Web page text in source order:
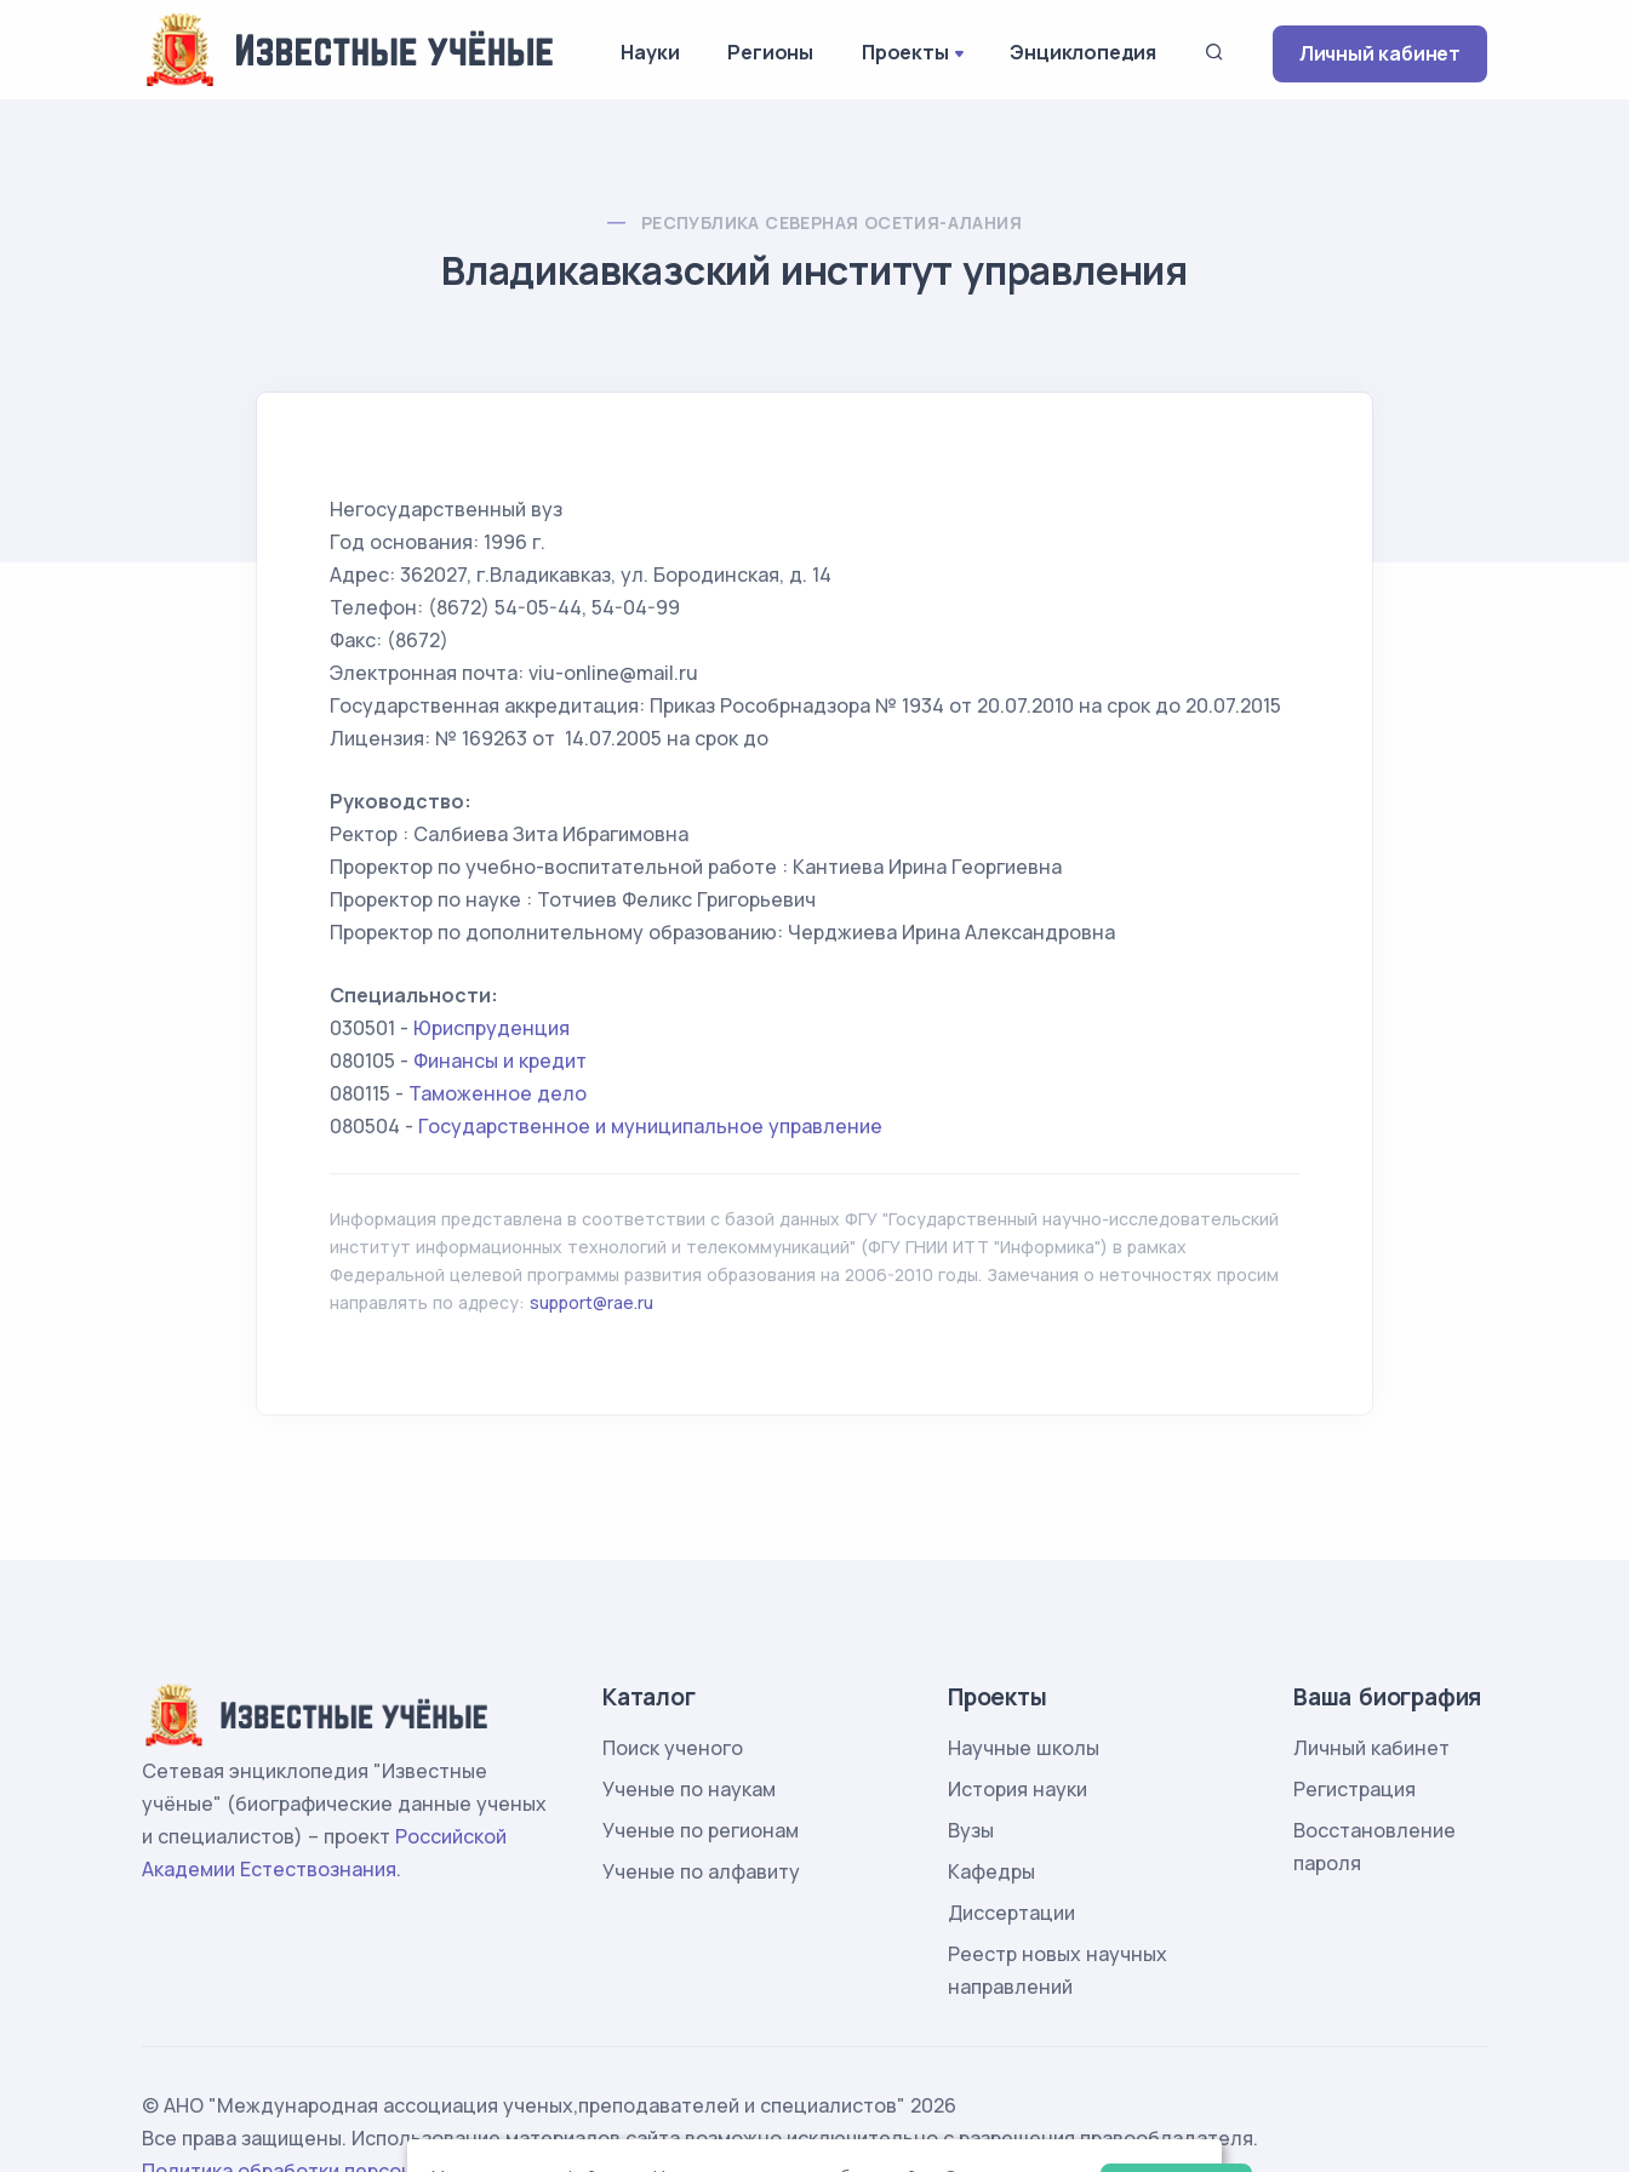
Науки Регионы Проекты Энциклопедия Личный кабинет
РЕСПУБЛИКА СЕВЕРНАЯ ОСЕТИЯ-АЛАНИЯ
Владикавказский институт управления
Негосударственный вуз
Год основания: 1996 г.
Адрес: 362027, г.Владикавказ, ул. Бородинская, д. 14
Телефон: (8672) 54-05-44, 54-04-99
Факс: (8672)
Электронная почта: viu-online@mail.ru
Государственная аккредитация: Приказ Рособрнадзора № 1934 от 20.07.2010 на срок до 20.07.2015
Лицензия: № 169263 от 14.07.2005 на срок до
Руководство:
Ректор : Салбиева Зита Ибрагимовна
Проректор по учебно-воспитательной работе : Кантиева Ирина Георгиевна
Проректор по науке : Тотчиев Феликс Григорьевич
Проректор по дополнительному образованию: Черджиева Ирина Александровна
Специальности:
030501 - Юриспруденция
080105 - Финансы и кредит
080115 - Таможенное дело
080504 - Государственное и муниципальное управление
Информация представлена в соответствии с базой данных ФГУ "Государственный научно-исследовательский
институт информационных технологий и телекоммуникаций" (ФГУ ГНИИ ИТТ "Информика") в рамках
Федеральной целевой программы развития образования на 2006-2010 годы. Замечания о неточностях просим
направлять по адресу: support@rae.ru
Сетевая энциклопедия "Известные
учёные" (биографические данные ученых
и специалистов) – проект Российской
Академии Естествознания.
Каталог
Поиск ученого
Ученые по наукам
Ученые по регионам
Ученые по алфавиту
Проекты
Научные школы
История науки
Вузы
Кафедры
Диссертации
Реестр новых научных
направлений
Ваша биография
Личный кабинет
Регистрация
Восстановление
пароля
© АНО "Международная ассоциация ученых,преподавателей и специалистов" 2026
Все права защищены. Использование материалов сайта возможно исключительно с разрешения правообладателя.